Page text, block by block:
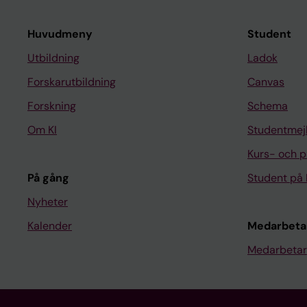
Huvudmeny
Utbildning
Forskarutbildning
Forskning
Om KI
På gång
Nyheter
Kalender
Student
Ladok
Canvas
Schema
Kurs- och
Student på